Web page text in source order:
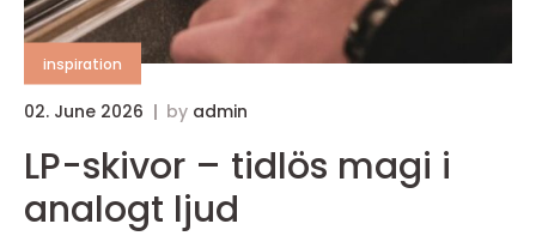
inspiration
02. June 2026 by admin
LP-skivor – tidlös magi i
analogt ljud